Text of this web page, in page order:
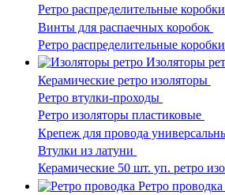
Ретро распределительные
Винты для распаечных коробок
Ретро распределительные
Изоляторы
Керамические ретро изоляторы
Ретро втулки-проходы
Ретро изоляторы пластиковые
Крепеж для провода
Втулки из латуни
Керамические 50 шт. уп. ретро
Ретро проводка